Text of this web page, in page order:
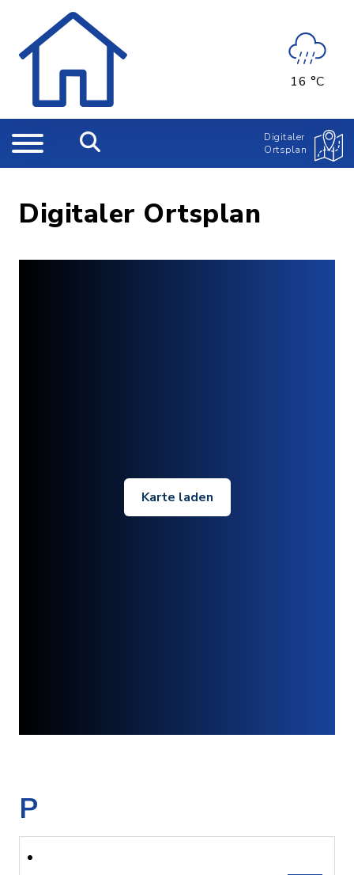
16 °C
Digitaler
Ortsplan
Digitaler Ortsplan
Karte laden
P